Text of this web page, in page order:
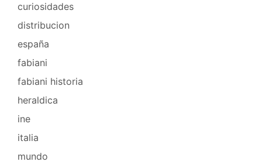
curiosidades
distribucion
españa
fabiani
fabiani historia
heraldica
ine
italia
mundo